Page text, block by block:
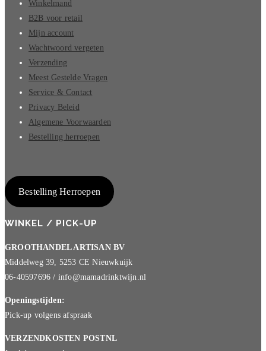
Winkelmand
B2B voor retail
Mijn account
Wachtwoord vergeten
Verzending
Meest Gestelde Vragen
Service & Contact
Privacy Beleid
Algemene Voorwaarden
Bestelling herroepen
Bestelling Herroepen
WINKEL / PICK-UP
GROOTHANDEL ARTISAN BV
Middelweg 39, 5253 CE Nieuwkuijk
06-40597696 / info@mamadrinktwijn.nl
Openingstijden:
Pick-up volgens afspraak
VERZENDKOSTEN POSTNL